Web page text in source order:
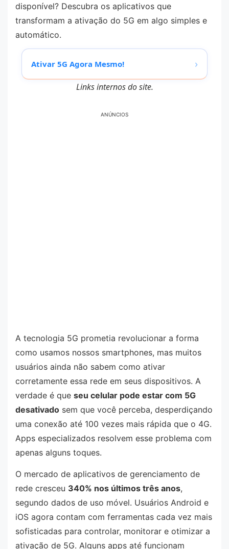
disponível? Descubra os aplicativos que
transformam a ativação do 5G em algo simples e
automático.
Ativar 5G Agora Mesmo! ›
Links internos do site.
ANÚNCIOS
A tecnologia 5G prometia revolucionar a forma
como usamos nossos smartphones, mas muitos
usuários ainda não sabem como ativar
corretamente essa rede em seus dispositivos. A
verdade é que seu celular pode estar com 5G
desativado sem que você perceba, desperdiçando
uma conexão até 100 vezes mais rápida que o 4G.
Apps especializados resolvem esse problema com
apenas alguns toques.
O mercado de aplicativos de gerenciamento de
rede cresceu 340% nos últimos três anos,
segundo dados de uso móvel. Usuários Android e
iOS agora contam com ferramentas cada vez mais
sofisticadas para controlar, monitorar e otimizar a
ativação de 5G. Alguns apps até funcionam